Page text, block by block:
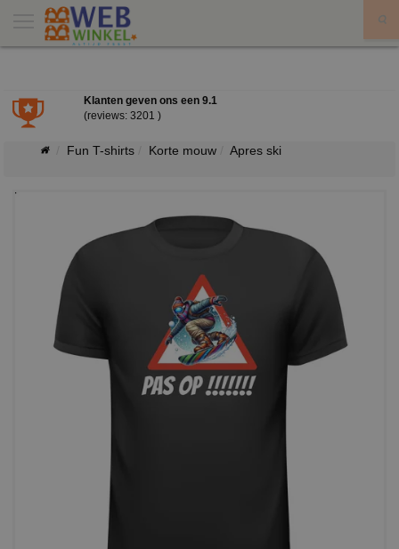
Klanten geven ons een 9.1
(reviews: 3201 )
Fun T-shirts Korte mouw Apres ski